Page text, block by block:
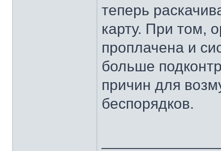
теперь
карту. При том,
проплачена и
больше
причин для
беспорядков.